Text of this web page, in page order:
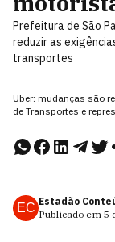
Prefeitura de São
reduzir as
transportes
Uber: mudanças são
de Transportes e
EC Estadão
Publicado em 5